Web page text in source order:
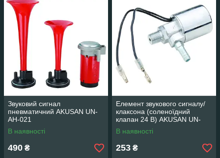
Звуковий сигнал
пневматичний AKUSAN UN-
AH-021
В наявності
490 ₴
Елемент звукового сигналу/
клаксона (соленоїдний
клапан 24 В) AKUSAN UN-
AH-030
В наявності
253 ₴